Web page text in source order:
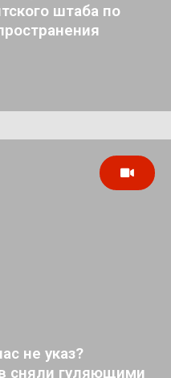
штаба по
не указ?
сняли гуляющими